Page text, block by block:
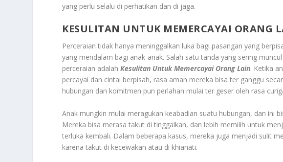
yang perlu selalu di perhatikan dan di jaga.
KESULITAN UNTUK MEMERCAYAI ORANG
Perceraian tidak hanya meninggalkan luka bagi pasangan yang
yang mendalam bagi anak-anak. Salah satu tanda yang sering
perceraian adalahKesulitan Untuk Memercayai Orang Lain. Ketika
percayai dan cintai berpisah, rasa aman mereka bisa ter ganggu
hubungan dan komitmen pun perlahan mulai ter geser oleh rasa
Anak mungkin mulai meragukan keabadian suatu hubungan, dan ini
Mereka bisa merasa takut di tinggalkan, dan lebih memilih untuk
terluka kembali. Dalam beberapa kasus, mereka juga menjadi sulit
karena takut di kecewakan atau di khianati.